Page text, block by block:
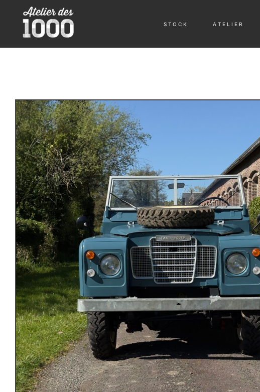
S T O C K A T E L I E R